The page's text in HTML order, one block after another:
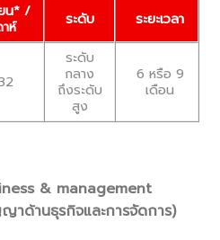
น* /
ห์
ระดับ ระยะเวลา
ระดับ
กลาง
ถึงระดับ
สูง
6 หรือ 9
เดือน
& management
ด้านธุรกิจและการจัดการ)